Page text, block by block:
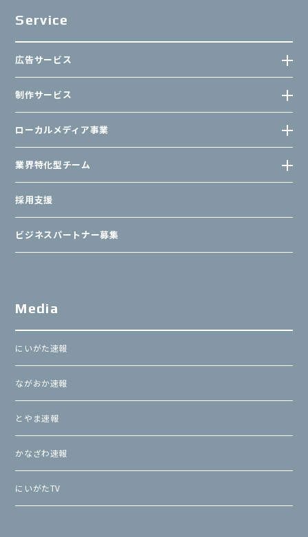
Service
広告サービス
制作サービス
ローカルメディア事業
業界特化型チーム
採用支援
ビジネスパートナー募集
Media
にいがた速報
ながおか速報
とやま速報
かなざわ速報
にいがたTV